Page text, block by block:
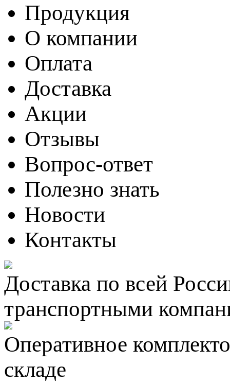
Продукция
О компании
Оплата
Доставка
Акции
Отзывы
Вопрос-ответ
Полезно знать
Новости
Контакты
Доставка по всей
транспортными
Оперативное
складе